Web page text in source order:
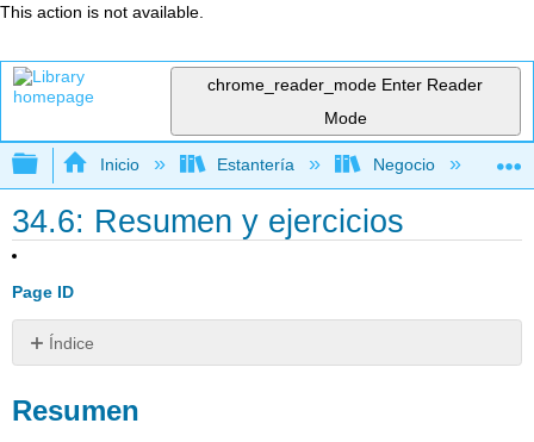
This action is not available.
chrome_reader_mode Enter Reader
Mode
Expandir/contraer jerarquía global
Inicio Estantería Negocio
34.6: Resumen y ejercicios
Page ID
Índice
Ejercicios
Resumen